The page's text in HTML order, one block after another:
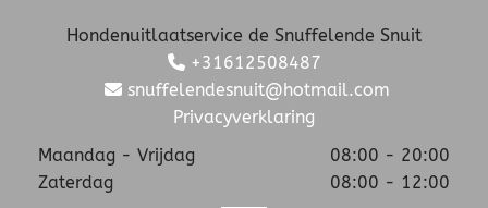
Hondenuitlaatservice de Snuffelende Snuit
+31612508487
snuffelendesnuit@hotmail.com
Privacyverklaring
Maandag - Vrijdag
08:00 - 20:00
Zaterdag
08:00 - 12:00